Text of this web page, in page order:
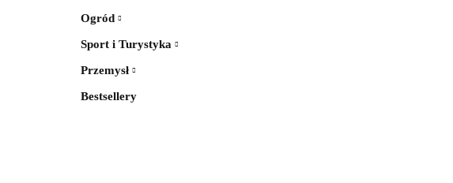
Ogród
Sport i Turystyka
Przemysł
Bestsellery